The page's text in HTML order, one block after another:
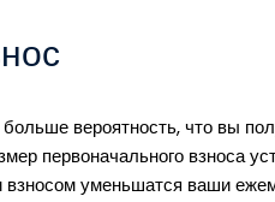
вероятность, что вы
первоначального взноса
уменьшатся ваши